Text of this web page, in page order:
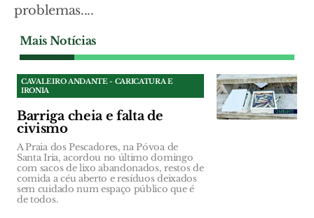
problemas....
Mais Notícias
CAVALEIRO ANDANTE - CARICATURA E
IRONIA
Barriga cheia e falta de
civismo
A Praia dos Pescadores, na Póvoa de
Santa Iria, acordou no último domingo
com sacos de lixo abandonados, restos de
comida a céu aberto e resíduos deixados
sem cuidado num espaço público que é
de todos.